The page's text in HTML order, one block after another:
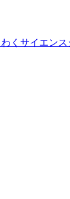
サイエンス